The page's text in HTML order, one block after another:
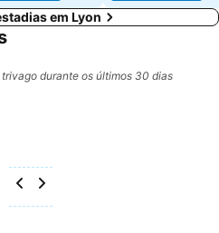
em Lyon
durante os últimos 30 dias